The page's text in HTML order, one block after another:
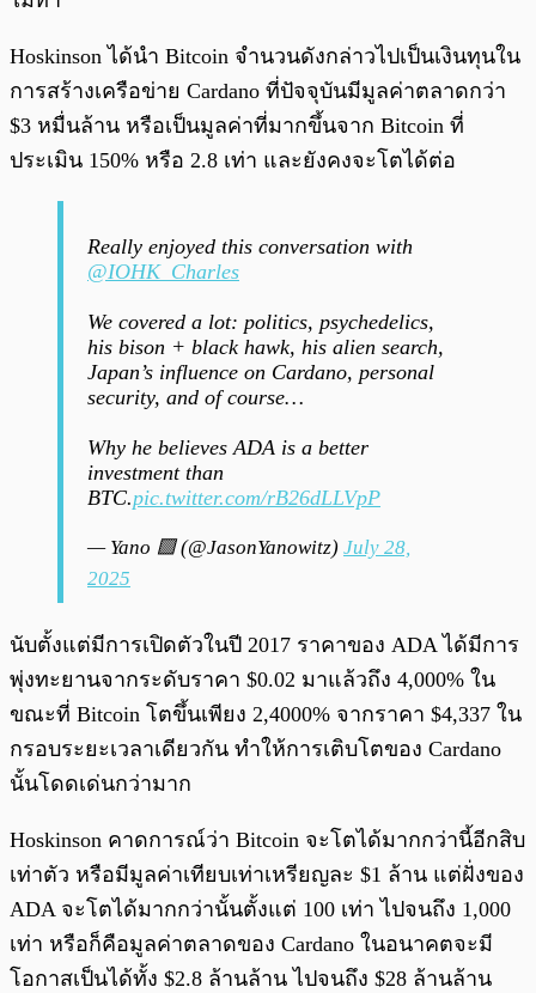
Hoskinson ได้นำ Bitcoin จำนวนดังกล่าวไปเป็นเงินทุนใน
การสร้างเครือข่าย Cardano ที่ปัจจุบันมีมูลค่าตลาดกว่า
$3 หมื่นล้าน หรือเป็นมูลค่าที่มากขึ้นจาก Bitcoin ที่
ประเมิน 150% หรือ 2.8 เท่า และยังคงจะโตได้ต่อ
Really enjoyed this conversation with
@IOHK_Charles
We covered a lot: politics, psychedelics,
his bison + black hawk, his alien search,
Japan’s influence on Cardano, personal
security, and of course…
Why he believes ADA is a better
investment than
BTC.pic.twitter.com/rB26dLLVpP
— Yano 🟪 (@JasonYanowitz) July 28,
2025
นับตั้งแต่มีการเปิดตัวในปี 2017 ราคาของ ADA ได้มีการ
พุ่งทะยานจากระดับราคา $0.02 มาแล้วถึง 4,000% ใน
ขณะที่ Bitcoin โตขึ้นเพียง 2,4000% จากราคา $4,337 ใน
กรอบระยะเวลาเดียวกัน ทำให้การเติบโตของ Cardano
นั้นโดดเด่นกว่ามาก
Hoskinson คาดการณ์ว่า Bitcoin จะโตได้มากกว่านี้อีกสิบ
เท่าตัว หรือมีมูลค่าเทียบเท่าเหรียญละ $1 ล้าน แต่ฝั่งของ
ADA จะโตได้มากกว่านั้นตั้งแต่ 100 เท่า ไปจนถึง 1,000
เท่า หรือก็คือมูลค่าตลาดของ Cardano ในอนาคตจะมี
โอกาสเป็นได้ทั้ง $2.8 ล้านล้าน ไปจนถึง $28 ล้านล้าน